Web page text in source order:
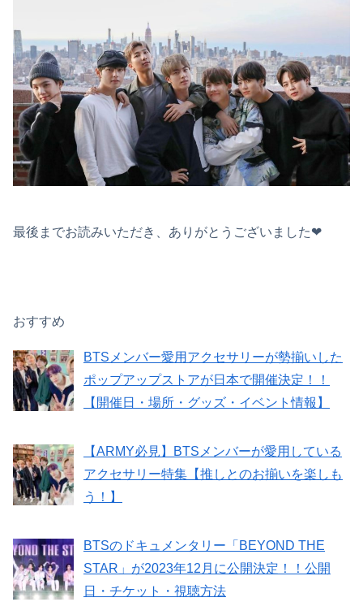
最後までお読みいただき、ありがとうございました❤︎
おすすめ
BTSメンバー愛用アクセサリーが勢揃いした
ポップアップストアが日本で開催決定！！
【開催日・場所・グッズ・イベント情報】
【ARMY必見】BTSメンバーが愛用している
アクセサリー特集【推しとのお揃いを楽しも
う！】
BTSのドキュメンタリー「BEYOND THE
STAR」が2023年12月に公開決定！！公開
日・チケット・視聴方法